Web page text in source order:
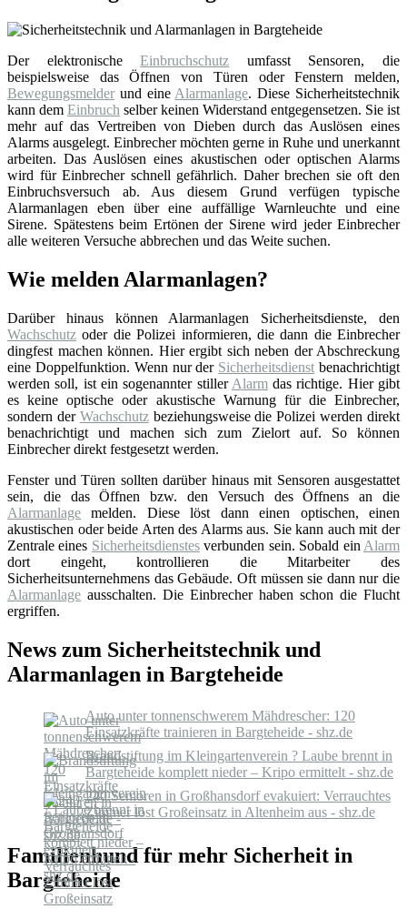
Der elektronischeEinbruchschutz umfasst Sensoren, die
beispielsweise das Öffnen von Türen oder Fenstern melden,
Bewegungsmelder und eine Alarmanlage. Diese Sicherheitstechnik
kann dem Einbruch selber keinen Widerstand entgegensetzen. Sie ist
mehr auf das Vertreiben von Dieben durch das Auslösen eines
Alarms ausgelegt. Einbrecher möchten gerne in Ruhe und unerkannt
arbeiten. Das Auslösen eines akustischen oder optischen Alarms
wird für Einbrecher schnell gefährlich. Daher brechen sie oft den
Einbruchsversuch ab. Aus diesem Grund verfügen typische
Alarmanlagen eben über eine auffällige Warnleuchte und eine
Sirene. Spätestens beim Ertönen der Sirene wird jeder Einbrecher
alle weiteren Versuche abbrechen und das Weite suchen.
Wie melden Alarmanlagen?
Darüber hinaus können Alarmanlagen Sicherheitsdienste, den
Wachschutz oder die Polizei informieren, die dann die Einbrecher
dingfest machen können. Hier ergibt sich neben der Abschreckung
eine Doppelfunktion. Wenn nur der Sicherheitsdienst benachrichtigt
werden soll, ist ein sogenannter stiller Alarmdas richtige. Hier gibt
es keine optische oder akustische Warnung für die Einbrecher,
sondern der Wachschutzbeziehungsweise die Polizei werden direkt
benachrichtigt und machen sich zum Zielort auf. So können
Einbrecher direkt festgesetzt werden.
Fenster und Türen sollten darüber hinaus mit Sensoren ausgestattet
sein, die das Öffnen bzw. den Versuch des Öffnens an die
Alarmanlage melden. Diese löst dann einen optischen, einen
akustischen oder beide Arten des Alarms aus. Sie kann auch mit der
Zentrale eines Sicherheitsdienstesverbunden sein. Sobald ein Alarm
dort eingeht, kontrollieren die Mitarbeiter des
Sicherheitsunternehmens das Gebäude. Oft müssen sie dann nur die
Alarmanlage ausschalten. Die Einbrecher haben schon die Flucht
ergriffen.
News zum Sicherheitstechnik und
Alarmanlagen in Bargteheide
Auto unter tonnenschwerem Mähdrescher: 120
Einsatzkräfte trainieren in Bargteheide - shz.de
Brandstiftung im Kleingartenverein ? Laube brennt in
Bargteheide komplett nieder – Kripo ermittelt - shz.de
240 Senioren in Großhansdorf evakuiert: Verrauchtes
Zimmer löst Großeinsatz in Altenheim aus - shz.de
Familienhund für mehr Sicherheit in
Bargteheide